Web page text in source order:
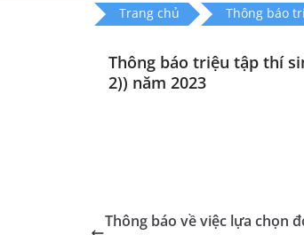
Trang chủ Thông báo
Thông báo triệu tập thí
2)) năm 2023
Thông báo về việc lựa chọn